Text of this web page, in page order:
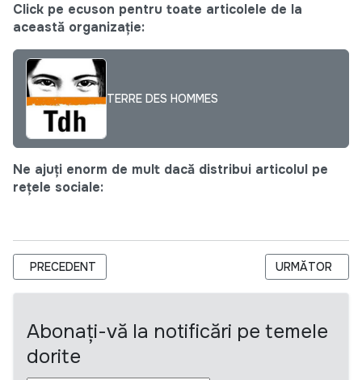
Click pe ecuson pentru toate articolele de la
această organizație:
TERRE DES HOMMES
Ne ajuți enorm de mult dacă distribui articolul pe
rețele sociale:
ARTICOL PRECEDENT: CNTM EXTINDE APELUL PUBLIC
PRECEDENT ARTICOLUL
URMĂTOR
Abonați-vă la notificări pe temele
dorite